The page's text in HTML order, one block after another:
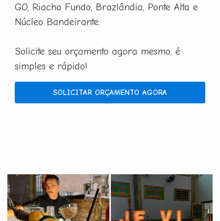
GO, Riacho Fundo, Brazlândia, Ponte Alta e
Núcleo Bandeirante.
Solicite seu orçamento agora mesmo, é
simples e rápido!
SOLICITAR ORÇAMENTO AGORA